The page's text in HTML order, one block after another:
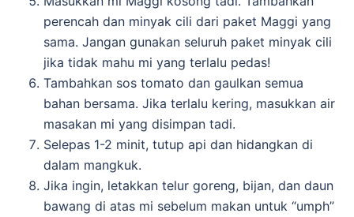
perencah dan minyak cili dari paket Maggi yang
sama. Jangan gunakan seluruh paket minyak cili
jika tidak mahu mi yang terlalu pedas!
Tambahkan sos tomato dan gaulkan semua
bahan bersama. Jika terlalu kering, masukkan air
masakan mi yang disimpan tadi.
Selepas 1-2 minit, tutup api dan hidangkan di
dalam mangkuk.
Jika ingin, letakkan telur goreng, bijan, dan daun
bawang di atas mi sebelum makan untuk “umph”